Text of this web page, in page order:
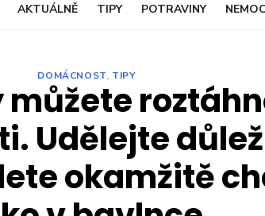
AKTUÁLNĚ TIPY POTRAVINY
DOMÁCNOST, TIPY
můžete
Udělejte
okamžitě